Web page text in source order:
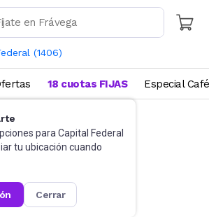
(1406)
para Capital Federal
tu ubicación cuando
cerrar
18 cuotas FIJAS Especial Café
Corporal